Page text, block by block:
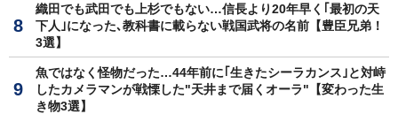
織田でも武田でも上杉でもない…信長より20年早く｢最初の天
下人｣になった､教科書に載らない戦国武将の名前【豊臣兄弟！
3選】
魚ではなく怪物だった…44年前に｢生きたシーラカンス｣と対峙
したカメラマンが戦慄した"天井まで届くオーラ"【変わった生
き物3選】